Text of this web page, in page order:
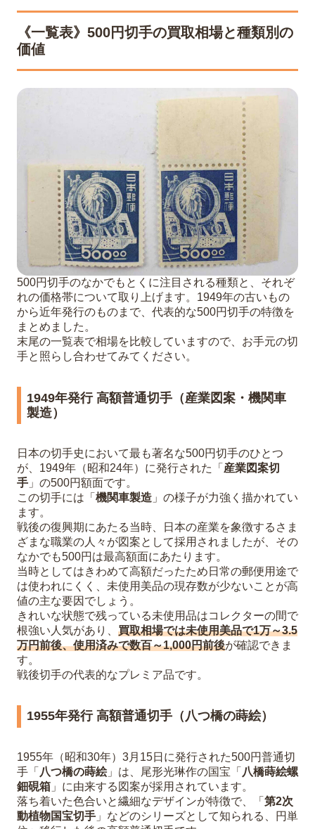
《一覧表》500円切手の買取相場と種類別の
価値
500円切手のなかでもとくに注目される種類と、それぞ
れの価格帯について取り上げます。1949年の古いもの
から近年発行のものまで、代表的な500円切手の特徴を
まとめました。
末尾の一覧表で相場を比較していますので、お手元の切
手と照らし合わせてみてください。
1949年発行 高額普通切手（産業図案・機関車
製造）
日本の切手史において最も著名な500円切手のひとつ
が、1949年（昭和24年）に発行された「 産業図案切
手 」の500円額面です。
この切手には「 機関車製造 」の様子が力強く描かれてい
ます。
戦後の復興期にあたる当時、日本の産業を象徴するさま
ざまな職業の人々が図案として採用されましたが、その
なかでも500円は最高額面にあたります。
当時としてはきわめて高額だったため日常の郵便用途で
は使われにくく、未使用美品の現存数が少ないことが高
値の主な要因でしょう。
きれいな状態で残っている未使用品はコレクターの間で
根強い人気があり、 買取相場では未使用美品で1万～3.5
万円前後、使用済みで数百～1,000円前後が確認できま
す。
戦後切手の代表的なプレミア品です。
1955年発行 高額普通切手（八つ橋の蒔絵）
1955年（昭和30年）3月15日に発行された500円普通切
手「 八つ橋の蒔絵」は、尾形光琳作の国宝「 八橋蒔絵螺
鈿硯箱 」に由来する図案が採用されています。
落ち着いた色合いと繊細なデザインが特徴で、「 第2次
動植物国宝切手 」などのシリーズとして知られる、円単